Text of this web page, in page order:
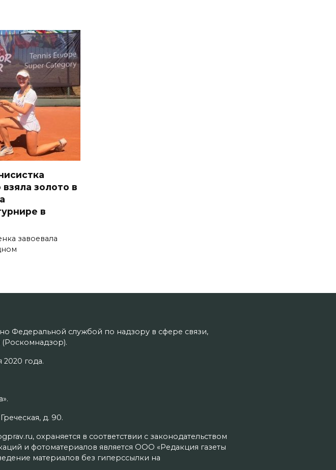
золото в
в
завоевала
Федеральной службой по надзору в сфере связи,
года.
д. 90.
охраняется в соответствии с законодательством
и фотоматериалов является ООО «Редакция газеты
материалов без гиперссылки на